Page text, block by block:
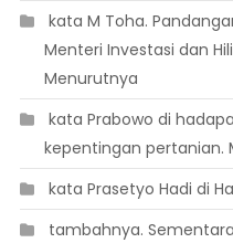
 kata M Toha.
Menteri Investasi dan
Menurutnya
 kata Prabowo di
kepentingan pertanian.
 kata Prasetyo Hadi di
 tambahnya.